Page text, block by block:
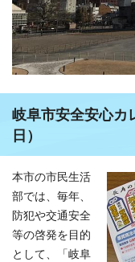
岐阜市安全安心カ
日）
本市の市民生活
部では、毎年、
防犯や交通安全
等の啓発を目的
として、「岐阜